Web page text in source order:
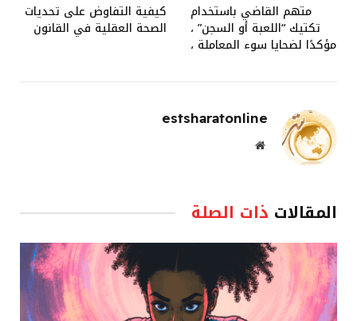
متهم القاضي باستخدام
تكتيك “اللعبة أو السجن” ،
مؤكدًا لضحايا سوء المعاملة ،
كيفية التفاوض على تحديات
الصحة العقلية في القانون
estsharatonline
موقع
المقالات ذات الصلة